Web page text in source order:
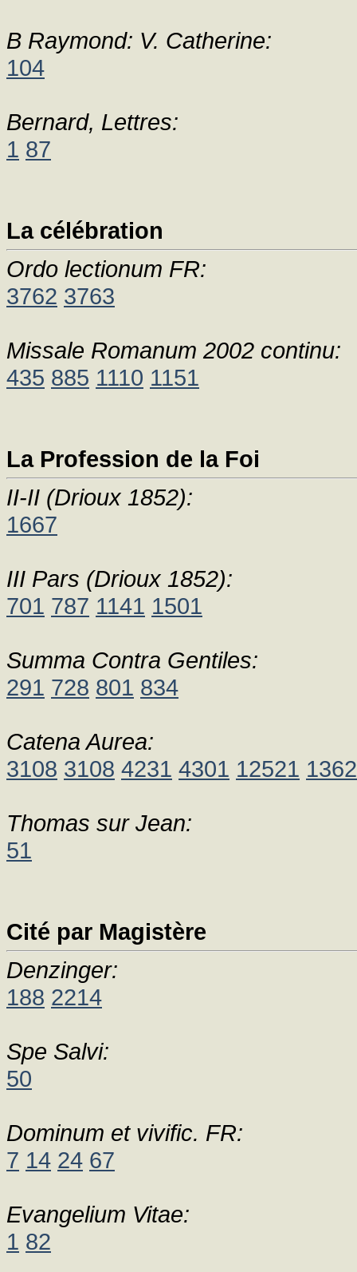
B Raymond: V. Catherine:
104
Bernard, Lettres:
1 87
La célébration
Ordo lectionum FR:
3762 3763
Missale Romanum 2002 continu:
435 885 1110 1151
La Profession de la Foi
II-II (Drioux 1852):
1667
III Pars (Drioux 1852):
701 787 1141 1501
Summa Contra Gentiles:
291 728 801 834
Catena Aurea:
3108 3108 4231 4301 12521
Thomas sur Jean:
51
Cité par Magistère
Denzinger:
188 2214
Spe Salvi:
50
Dominum et vivific. FR:
7 14 24 67
Evangelium Vitae:
1 82